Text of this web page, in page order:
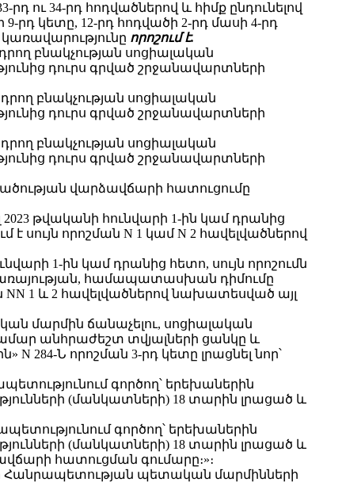
34-րդ հոդվածներով և հիմք ընդունելով
կետը, 12-րդ հոդվածի 2-րդ մասի 4-րդ
որոշում է.
բնակչության սոցիալական
դուրս գրված շրջանավարտների
բնակչության սոցիալական
դուրս գրված շրջանավարտների
բնակչության սոցիալական
դուրս գրված շրջանավարտների
վարձավճարի հատուցումը
2023 թվականի հունվարի 1-ին կամ դրանից
սույն որոշման N 1 կամ N 2 հավելվածներով
1-ին կամ դրանից հետո, սույն որոշումն
համապատասխան դիմումը
NN 1 և 2 հավելվածներով նախատեսված այլ
մարմին ճանաչելու, սոցիալական
անհրաժեշտ տվյալների ցանկը և
284-Ն որոշման 3-րդ կետը լրացնել նոր՝
գործող՝ երեխաներին
(մանկատների) 18 տարին լրացած և
գործող՝ երեխաներին
(մանկատների) 18 տարին լրացած և
հատուցման գումարը։»։
Հանրապետության պետական մարմինների